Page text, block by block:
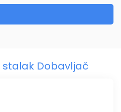
Dobavljač